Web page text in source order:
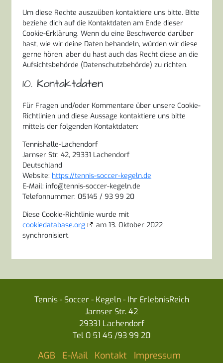
Um diese Rechte auszuüben kontaktiere uns bitte. Bitte
beziehe dich auf die Kontaktdaten am Ende dieser
Cookie-Erklärung. Wenn du eine Beschwerde darüber
hast, wie wir deine Daten behandeln, würden wir diese
gerne hören, aber du hast auch das Recht diese an die
Aufsichtsbehörde (Datenschutzbehörde) zu richten.
10. Kontaktdaten
Für Fragen und/oder Kommentare über unsere Cookie-
Richtlinien und diese Aussage kontaktiere uns bitte
mittels der folgenden Kontaktdaten:
Tennishalle-Lachendorf
Jarnser Str. 42, 29331 Lachendorf
Deutschland
Website: https://tennis-soccer-kegeln.de
E-Mail: info@tennis-soccer-kegeln.de
Telefonnummer: 05145 / 93 99 20
Diese Cookie-Richtlinie wurde mit
cookiedatabase.org
am 13. Oktober 2022
synchronisiert.
Tennis - Soccer - Kegeln - Ihr ErlebnisReich
Jarnser Str. 42
29331 Lachendorf
Tel 0 51 45 /93 99 20
AGB E-Mail Kontakt Impressum